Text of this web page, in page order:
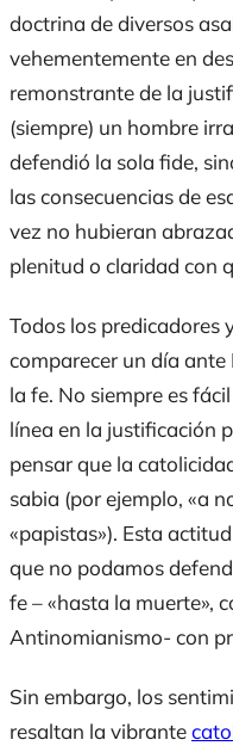
doctrina de diversos
vehementemente en
remonstrante de la
(siempre) un hombre
defendió la sola fide,
las consecuencias de
vez no hubieran
plenitud o claridad con
Todos los predicadores
comparecer un día
la fe. No siempre es
línea en la justificación
pensar que la
sabia (por ejemplo, «a
«papistas»). Esta
que no podamos
fe– «hasta la muerte»,
Antinomianismo- con
Sin embargo, los
resaltan la vibrante